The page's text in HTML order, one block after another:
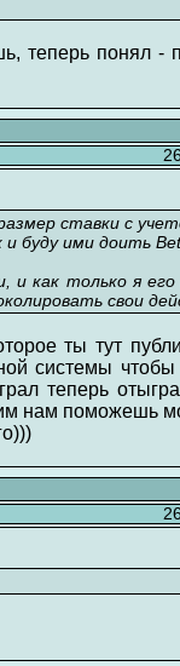
теперь понял -
ставки с
буду ими доить
и как только я
свои
ты тут
системы чтобы
теперь
нам поможешь